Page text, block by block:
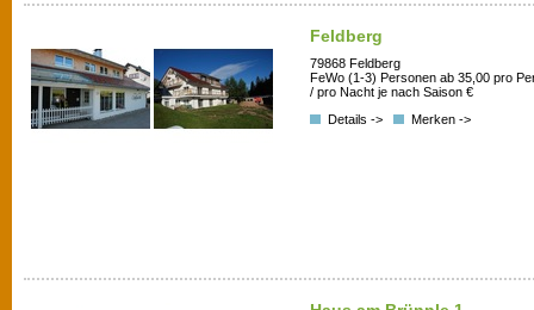
Feldberg
79868 Feldberg
FeWo (1-3) Personen ab 35,00 pro
/ pro Nacht je nach Saison €
Details ->
Merken ->